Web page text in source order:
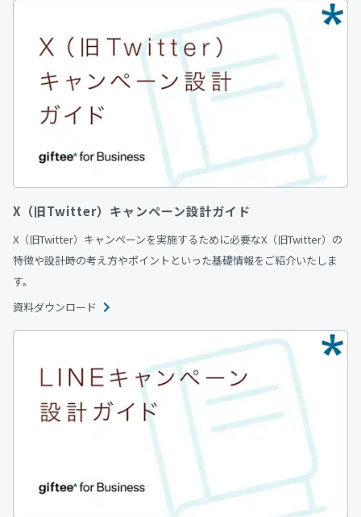
X（旧Twitter）キャンペーン設計ガイド
X（旧Twitter）キャンペーンを実施するために必要なX（旧Twitter）の
特徴や設計時の考え方やポイントといった基礎情報をご紹介いたしま
す。
資料ダウンロード